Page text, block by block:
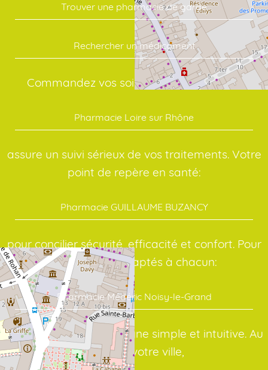
Trouver une pharmacie de garde
Rechercher un médicament
Commandez vos soins en quelques clics:
Pharmacie Loire sur Rhône
assure un suivi sérieux de vos traitements. Votre
point de repère en santé:
Pharmacie GUILLAUME BUZANCY
pour concilier sécurité, efficacité et confort. Pour
des conseils adaptés à chacun:
Pharmacie Médéric Noisy-le-Grand
avec une interface en ligne simple et intuitive. Au
cœur de votre ville,